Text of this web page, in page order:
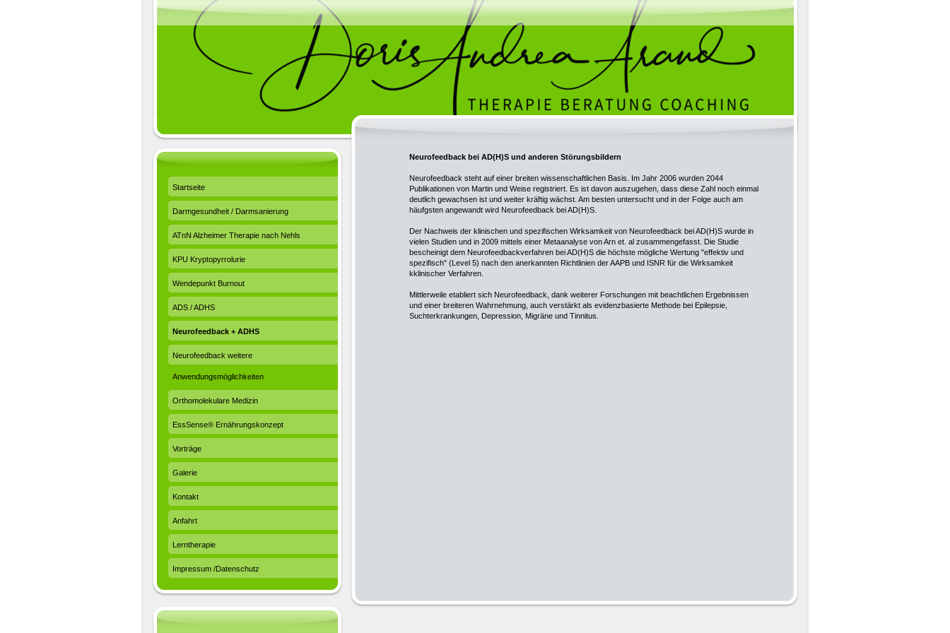
Neurofeedback bei AD(H)S und anderen Störungsbildern
Neurofeedback steht auf einer breiten wissenschaftlichen Basis. Im Jahr 2006 wurden 2044
Publikationen von Martin und Weise registriert. Es ist davon auszugehen, dass diese Zahl noch einmal
deutlich gewachsen ist und weiter kräftig wächst. Am besten untersucht und in der Folge auch am
häufgsten angewandt wird Neurofeedback bei AD(H)S.
Der Nachweis der klinischen und spezifischen Wirksamkeit von Neurofeedback bei AD(H)S wurde in
vielen Studien und in 2009 mittels einer Metaanalyse von Arn et. al zusammengefasst. Die Studie
bescheinigt dem Neurofeedbackverfahren bei AD(H)S die höchste mögliche Wertung "effektiv und
spezifisch" (Level 5) nach den anerkannten Richtlinien der AAPB und ISNR für die Wirksamkeit
kklinischer Verfahren.
Mittlerweile etabliert sich Neurofeedback, dank weiterer Forschungen mit beachtlichen Ergebnissen
und einer breiteren Wahrnehmung, auch verstärkt als evidenzbasierte Methode bei Epilepsie,
Suchterkrankungen, Depression, Migräne und Tinnitus.
Startseite
Darmgesundheit / Darmsanierung
ATnN Alzheimer Therapie nach Nehls
KPU Kryptopyrrolurie
Wendepunkt Burnout
ADS / ADHS
Neurofeedback + ADHS
Neurofeedback weitere
Anwendungsmöglichkeiten
Orthomolekulare Medizin
EssSense® Ernährungskonzept
Vorträge
Galerie
Kontakt
Anfahrt
Lerntherapie
Impressum /Datenschutz